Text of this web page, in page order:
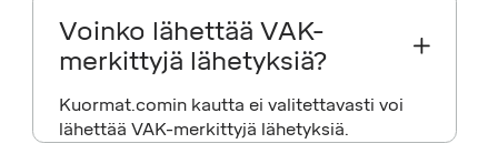
Voinko lähettää VAK-
merkittyjä lähetyksiä?
Kuormat.comin kautta ei valitettavasti voi
lähettää VAK-merkittyjä lähetyksiä.